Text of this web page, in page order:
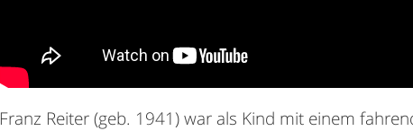
Franz Reiter (geb. 1941) war als Kind mit einem